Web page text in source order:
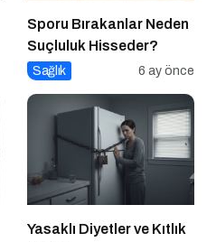
Sporu Bırakanlar Neden
Suçluluk Hisseder?
Sağlık 6 ay önce
Yasaklı Diyetler ve Kıtlık